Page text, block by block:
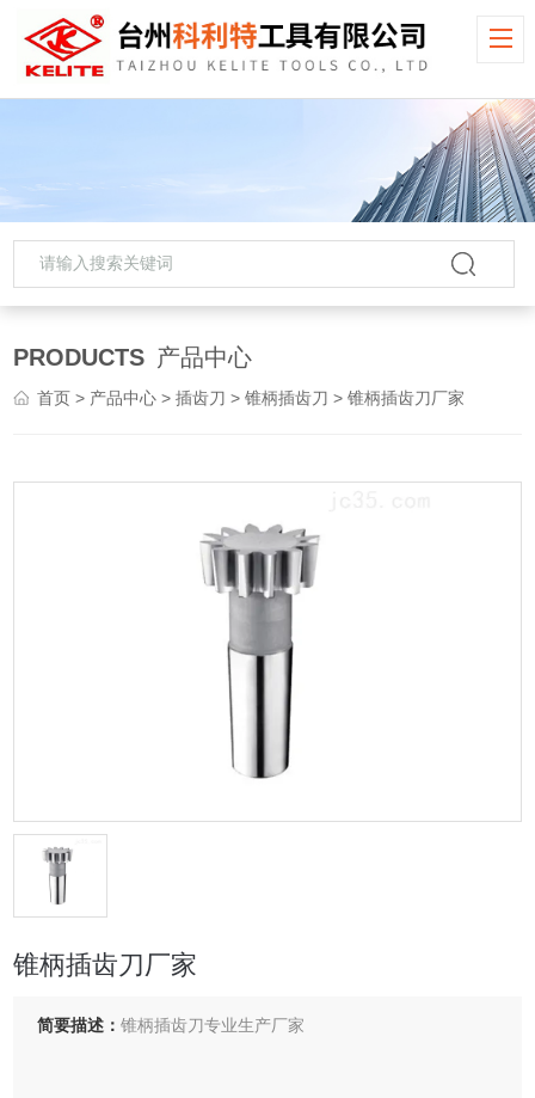
PRODUCTS 产品中心
首页 > 产品中心 >插齿刀 >锥柄插齿刀> 锥柄插齿刀厂家
锥柄插齿刀厂家
简要描述：锥柄插齿刀专业生产厂家